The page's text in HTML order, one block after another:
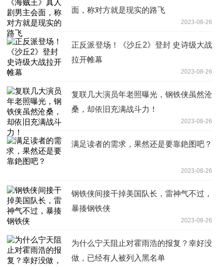
面，称对方就是现实的路飞
2023-08-26
正反派登场！《沙丘2》登封 史诗级大战
拉开帷幕
2023-08-26
复联几大演员年老照曝光，钢铁侠虽然沧
桑，却依旧充满战斗力！
2023-08-26
满足读者的需求，果然还是要靠銫图吧？
2023-08-26
钢铁侠间接干掉美国队长，雷神气不过，
暴揍钢铁侠
2023-08-26
为什么宁天阻止对霍雨浩的报复？幸好没
做，已经有人被列入黑名单